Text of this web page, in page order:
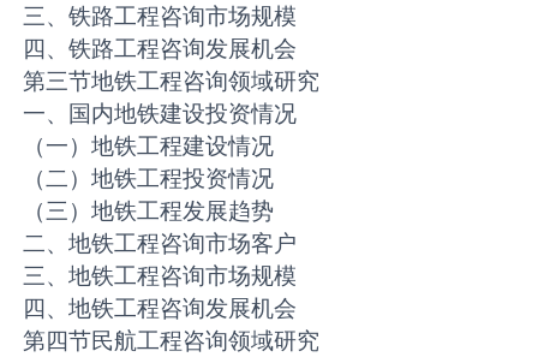
三、铁路工程咨询市场规模
四、铁路工程咨询发展机会
第三节地铁工程咨询领域研究
一、国内地铁建设投资情况
（一）地铁工程建设情况
（二）地铁工程投资情况
（三）地铁工程发展趋势
二、地铁工程咨询市场客户
三、地铁工程咨询市场规模
四、地铁工程咨询发展机会
第四节民航工程咨询领域研究